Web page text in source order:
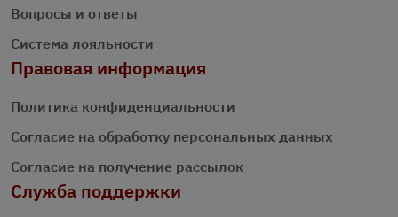
Вопросы и ответы
Система лояльности
Правовая информация
Политика конфиденциальности
Согласие на обработку персональных данных
Согласие на получение рассылок
Служба поддержки